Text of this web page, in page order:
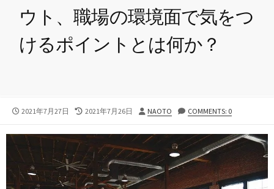
ウト、職場の環境面で気をつ
けるポイントとは何か？
公
日
2021年7月27日
最
更
新
日
2021年7月26日
投
者
NAOTO COMMENTS: 0